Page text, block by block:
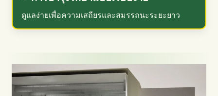
ดูแลง่ายเพื่อความเสถียรและสมรรถนะระยะยาว